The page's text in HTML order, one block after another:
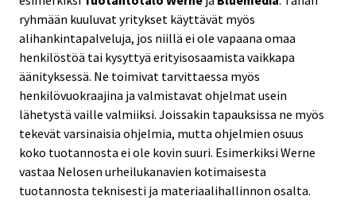
ryhmään kuuluvat yritykset käyttävät myös
alihankintapalveluja, jos niillä ei ole vapaana omaa
henkilöstöä tai kysyttyä erityisosaamista vaikkapa
äänityksessä. Ne toimivat tarvittaessa myös
henkilövuokraajina ja valmistavat ohjelmat usein
lähetystä vaille valmiiksi. Joissakin tapauksissa ne myös
tekevät varsinaisia ohjelmia, mutta ohjelmien osuus
koko tuotannosta ei ole kovin suuri. Esimerkiksi Werne
vastaa Nelosen urheilukanavien kotimaisesta
tuotannosta teknisesti ja materiaalihallinnon osalta.